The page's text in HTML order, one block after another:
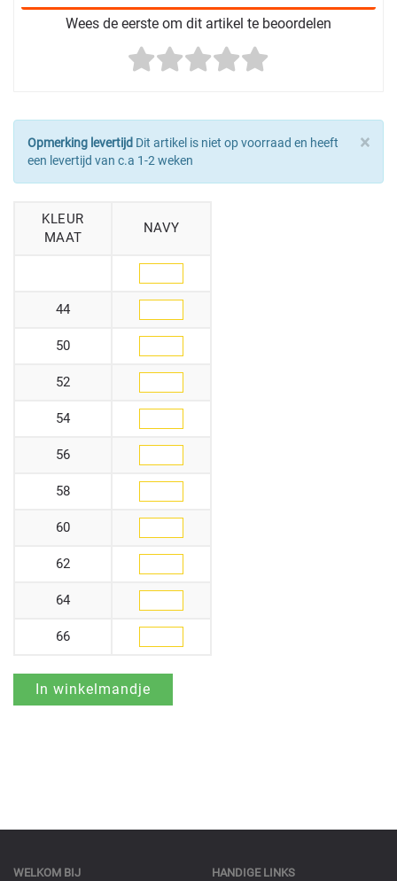
Wees de eerste om dit artikel te beoordelen
×
Opmerking levertijd Dit artikel is niet op voorraad en heeft
een levertijd van c.a 1-2 weken
KLEUR
MAAT
NAVY
44
50
52
54
56
58
60
62
64
66
WELKOM BIJ
HANDIGE LINKS